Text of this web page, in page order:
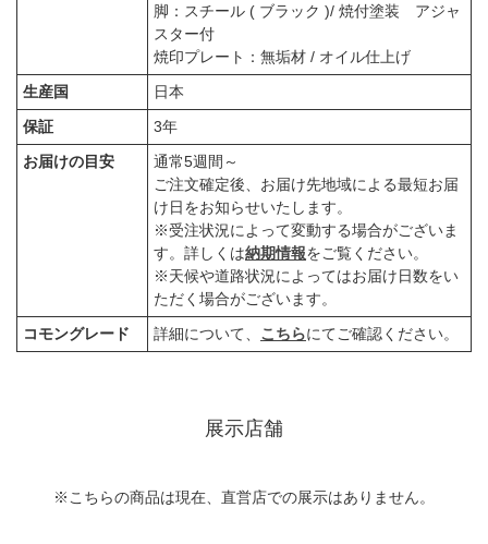
脚：スチール ( ブラック )/ 焼付塗装 アジャ
スター付
焼印プレート：無垢材 / オイル仕上げ
生産国
日本
保証
3年
お届けの目安
通常5週間～
ご注文確定後、お届け先地域による最短お届
け日をお知らせいたします。
※受注状況によって変動する場合がございま
す。詳しくは納期情報をご覧ください。
※天候や道路状況によってはお届け日数をい
ただく場合がございます。
コモングレード
詳細について、 こちらにてご確認ください。
展示店舗
※こちらの商品は現在、直営店での展示はありません。